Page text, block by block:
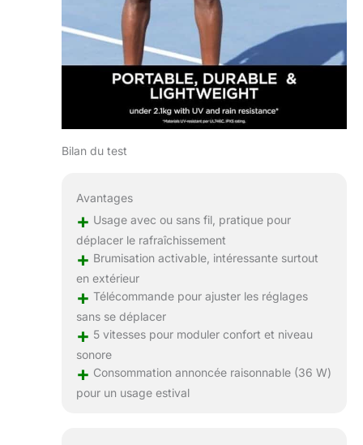
Bilan du test
Avantages
+ Usage avec ou sans fil, pratique pour
déplacer le rafraîchissement
+ Brumisation activable, intéressante surtout
en extérieur
+ Télécommande pour ajuster les réglages
sans se déplacer
+ 5 vitesses pour moduler confort et niveau
sonore
+ Consommation annoncée raisonnable (36 W)
pour un usage estival